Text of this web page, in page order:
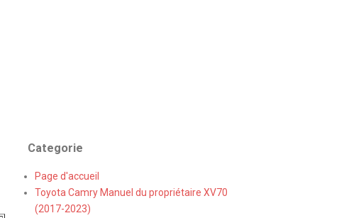
Categorie
Page d'accueil
Toyota Camry Manuel du propriétaire XV70
(2017-2023)